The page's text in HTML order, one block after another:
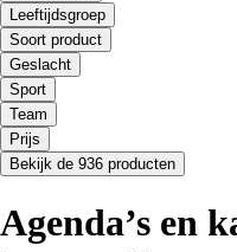
Leeftijdsgroep
Soort product
Geslacht
Sport
Team
Prijs
Bekijk de 936 producten
Agenda’s en